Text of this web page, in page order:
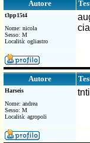
Autore
t3pp15t4
Nome: nicola
Sesso: M
Località: ogliastro
Autore
Harseis
Nome: andrea
Sesso: M
Località: agropoli